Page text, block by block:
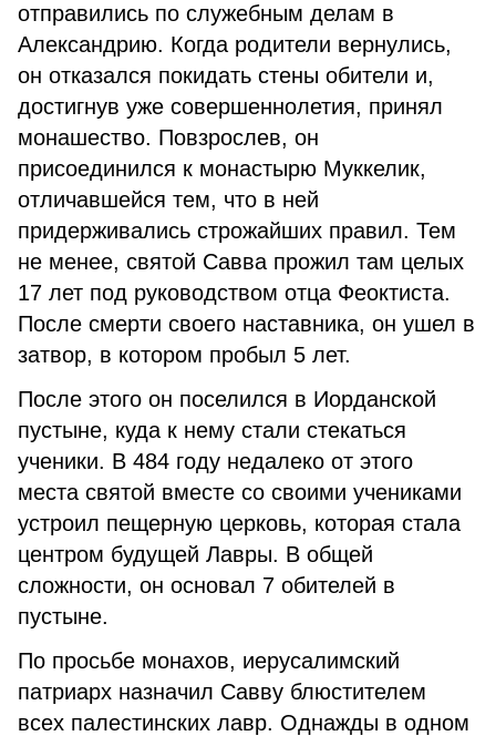
отправились по служебным делам в
Александрию. Когда родители вернулись,
он отказался покидать стены обители и,
достигнув уже совершеннолетия, принял
монашество. Повзрослев, он
присоединился к монастырю Муккелик,
отличавшейся тем, что в ней
придерживались строжайших правил. Тем
не менее, святой Савва прожил там целых
17 лет под руководством отца Феоктиста.
После смерти своего наставника, он ушел в
затвор, в котором пробыл 5 лет.
После этого он поселился в Иорданской
пустыне, куда к нему стали стекаться
ученики. В 484 году недалеко от этого
места святой вместе со своими учениками
устроил пещерную церковь, которая стала
центром будущей Лавры. В общей
сложности, он основал 7 обителей в
пустыне.
По просьбе монахов, иерусалимский
патриарх назначил Савву блюстителем
всех палестинских лавр. Однажды в одном